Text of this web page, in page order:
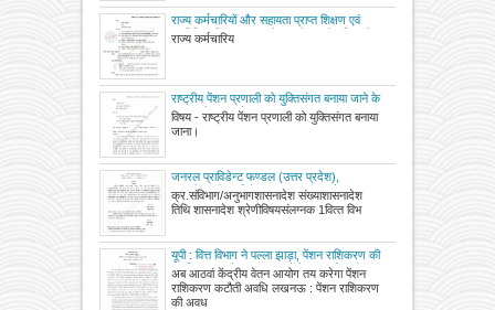
राज्य कर्मचारियों और सहायता प्राप्त शिक्षण एवं
प्राविधिक शिक्षण संस्थाओं, शहरी स्थानीय निकायों
राज्य कर्मचारिय
राष्ट्रीय पेंशन प्रणाली को युक्तिसंगत बनाया जाने के
सम्बन्ध में शासनादेश
विषय - राष्ट्रीय पेंशन प्रणाली को युक्तिसंगत बनाया
जाना।
जनरल प्राविडेन्ट फण्डल (उत्तर प्रदेश),
कन्ट्रीब्यूट्री प्राविडेन्ट फण्ड (उत्तर प्रदेश) तथा
उत्तर प्रदेश कन्ट्रीब्यूट्री प्राविडेन्ट पेंशन
इन्शसयोरेन्सश फण्ड् में अभिदाताओं (सब्सक्राइबर्स)
राशि पर दिनांक 01-07-2017 से दिनांक 30-09-
2017 तक ब्या्ज की दर 7.8% करने के संबंध में
शासनादेश
क्र.संविभाग/अनुभागशासनादेश संख्याशासनादेश
तिथि शासनादेश श्रेणीविषयसंलग्नक 1वित्‍त विभ
यूपी : वित्त विभाग ने पल्ला झाड़ा, पेंशन राशिकरण की
अवधि तय करने का मामला 8वें वेतन आयोग को गया
सौंपा, तीन हजार पेंशनरों की फिर शुरू होगी कटौती,
रवैए से पेंशनर निराश
अब आठवां केंद्रीय वेतन आयोग तय करेगा पेंशन
राशिकरण कटौती अवधि लखनऊ : पेंशन राशिकरण
की अवध